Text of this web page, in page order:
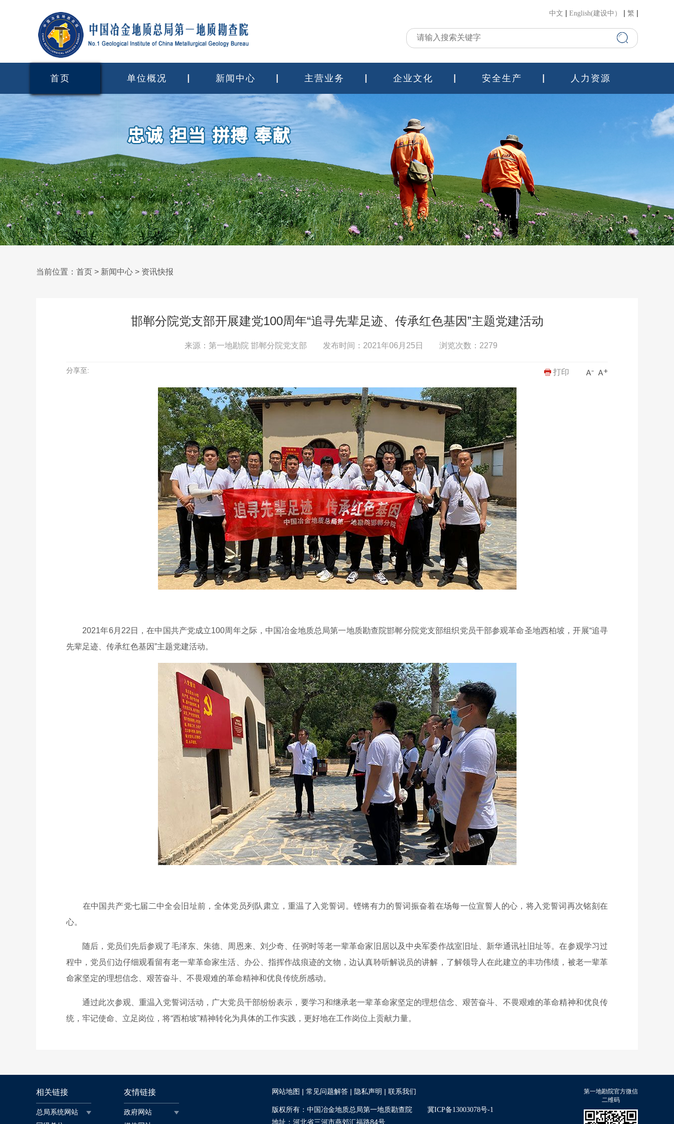
中文 English(建设中） 繁
首页 单位概况 新闻中心 主营业务 企业文化 安全生产 人力资源
当前位置： 首页 > 新闻中心 > 资讯快报
邯郸分院党支部开展建党100周年“追寻先辈足迹、传承红色基因”主题党建活动
来源：第一地勘院 邯郸分院党支部 发布时间：2021年06月25日 浏览次数： 2279
分享至: 打印
2021年6月22日，在中国共产党成立100周年之际，中国冶金地质总局第一地质勘查院邯郸分院党支部组织党员干部参观革命圣地西柏坡，开展“追寻
先辈足迹、传承红色基因”主题党建活动。
在中国共产党七届二中全会旧址前，全体党员列队肃立，重温了入党誓词。铿锵有力的誓词振奋着在场每一位宣誓人的心，将入党誓词再次铭刻在
心。
随后，党员们先后参观了毛泽东、朱德、周恩来、刘少奇、任弼时等老一辈革命家旧居以及中央军委作战室旧址、新华通讯社旧址等。在参观学习过
程中，党员们边仔细观看留有老一辈革命家生活、办公、指挥作战痕迹的文物，边认真聆听解说员的讲解，了解领导人在此建立的丰功伟绩，被老一辈革
命家坚定的理想信念、艰苦奋斗、不畏艰难的革命精神和优良传统所感动。
通过此次参观、重温入党誓词活动，广大党员干部纷纷表示，要学习和继承老一辈革命家坚定的理想信念、艰苦奋斗、不畏艰难的革命精神和优良传
统，牢记使命、立足岗位，将“西柏坡”精神转化为具体的工作实践，更好地在工作岗位上贡献力量。
相关链接
总局系统网站
友情链接
政府网站
第一地勘院官方微信
二维码
网站地图 | 常见问题解答 | 隐私声明 | 联系我们
版权所有：中国冶金地质总局第一地质勘查院 冀ICP备13003078号-1
地址：河北省三河市燕郊汇福路84号